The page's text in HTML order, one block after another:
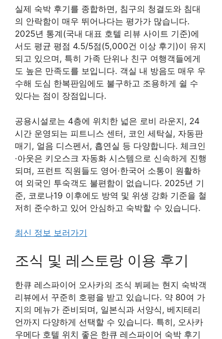
실제 숙박 후기를 종합하면, 침구의 청결도와 침대
의 안락함이 매우 뛰어나다는 평가가 많습니다.
2025년 통계(국내 대표 호텔 리뷰 사이트 기준)에
서도 평균 평점 4.5/5점(5,000건 이상 후기)이 유지
되고 있으며, 특히 가족 단위나 친구 여행객들에게
도 높은 만족도를 보입니다. 객실 내 방음도 매우 우
수해 도심 한복판임에도 불구하고 조용하게 쉴 수
있다는 점이 장점입니다.
공용시설로는 4층에 위치한 넓은 로비 라운지, 24
시간 운영되는 피트니스 센터, 코인 세탁실, 자동판
매기, 얼음 디스펜서, 흡연실 등 다양합니다. 체크인
·아웃은 키오스크 자동화 시스템으로 신속하게 진행
되며, 프런트 직원들도 영어·한국어 소통이 원활하
여 외국인 투숙객도 불편함이 없습니다. 2025년 기
준, 코로나19 이후에도 방역 및 위생 강화 기준을 철
저히 준수하고 있어 안심하고 숙박할 수 있습니다.
최신 정보 보러가기
조식 및 레스토랑 이용 후기
한큐 레스파이어 오사카의 조식 뷔페는 현지 숙박객
리뷰에서 꾸준히 호평을 받고 있습니다. 약 80여 가
지의 메뉴가 준비되며, 일본식과 서양식, 베지테리
언까지 다양하게 선택할 수 있습니다. 특히, 오사카
우메다 호텔 위치 좋은 한큐 레스파이어 숙박 후기